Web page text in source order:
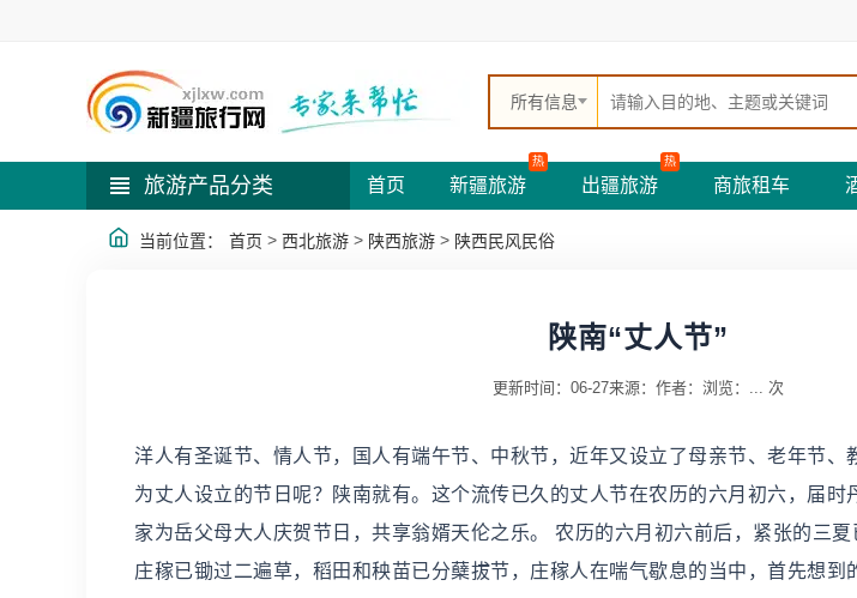
所有信息
旅游产品分类 首页 新疆旅游
热
出疆旅游
热
商旅租车
当前位置： 首页 > 西北旅游 > 陕西旅游 > 陕西民风民俗
陕南“丈人节”
更新时间：06-27来源： 作者： 浏览： ... 次
洋人有圣诞节、情人节，国人有端午节、中秋节，近年又设立了母亲节、老年节、
为丈人设立的节日呢？陕南就有。这个流传已久的丈人节在农历的六月初六，届时
家为岳父母大人庆贺节日，共享翁婿天伦之乐。 农历的六月初六前后，紧张的三
庄稼已锄过二遍草，稻田和秧苗已分蘖拔节，庄稼人在喘气歇息的当中，首先想到